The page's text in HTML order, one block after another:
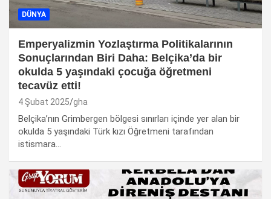
DÜNYA
Emperyalizmin Yozlaştırma Politikalarının
Sonuçlarından Biri Daha: Belçika’da bir
okulda 5 yaşındaki çocuğa öğretmeni
tecavüz etti!
4 Şubat 2025 gha
Belçika’nın Grimbergen bölgesi sınırları içinde yer alan bir
okulda 5 yaşındaki Türk kızı Öğretmeni tarafından
istismara…